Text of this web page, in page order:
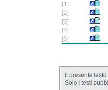
[1]
[2]
[3]
[4]
[5]
Il presente
Solo i testi